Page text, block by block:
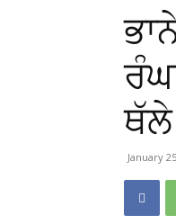
January